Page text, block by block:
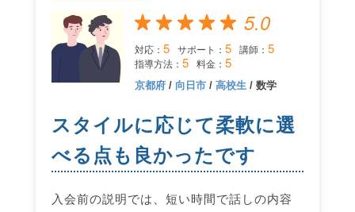
5.0
対応： 5 サポート： 5 講師： 5
指導方法： 5 料金： 5
京都府/ 向日市/ 高校生 / 数学
スタイルに応じて柔軟に選
べる点も良かったです
入会前の説明では、短い時間で話しの内容